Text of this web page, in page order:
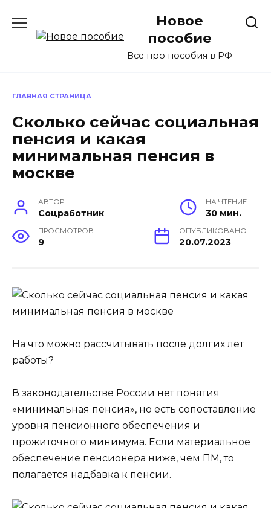
содержанию
Новое
пособие
Все про пособия в РФ
ГЛАВНАЯ СТРАНИЦА
Сколько сейчас социальная
пенсия и какая
минимальная пенсия в
москве
АВТОР
Соцработник
НА ЧТЕНИЕ
30 мин.
ПРОСМОТРОВ
9
ОПУБЛИКОВАНО
20.07.2023
На что можно рассчитывать после долгих лет
работы?
В законодательстве России нет понятия
«минимальная пенсия», но есть сопоставление
уровня пенсионного обеспечения и
прожиточного минимума. Если материальное
обеспечение пенсионера ниже, чем ПМ, то
полагается надбавка к пенсии.